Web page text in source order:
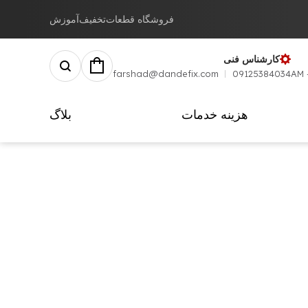
فروشگاه قطعاتتخفیفآموزش
کارشناس فنی
09125384034
farshad@dandefix.com
هزینه خدمات بلاگ